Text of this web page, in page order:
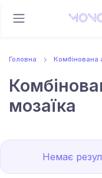
Головна Комбінована
мозаїка
Немає